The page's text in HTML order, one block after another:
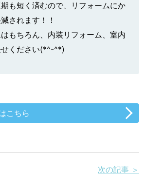
も短く済むので、リフォームにか
されます！！
もちろん、内装リフォーム、室内
せください(*^-^*)
こちら
次の記事 ＞